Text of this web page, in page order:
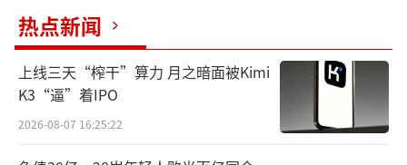
实际上，为呵护月末市场流动性，人民银
行近期已开启多日加量逆回购的操作。
就在7月30日，人民银行以固定利率、数量
招标方式开展了2162.7亿元逆回购操作，期限
热点新闻
上线三天“榨干”算力 月之暗面被Kimi
K3“逼”着IPO
2026-08-07 16:25:22